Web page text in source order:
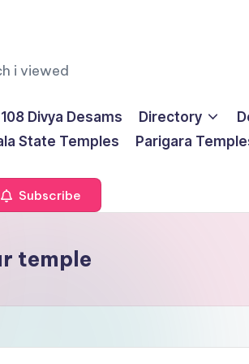
i viewed
108 Divya Desams Directory
State Temples
Parigara
Subscribe
temple